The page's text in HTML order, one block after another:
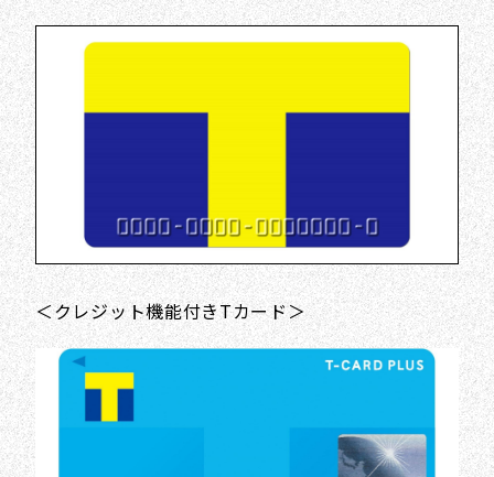
＜クレジット機能付きTカード＞